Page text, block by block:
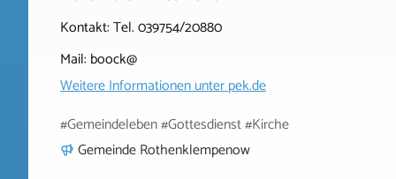
Kontakt: Tel. 039754/20880
Mail: boock@
Weitere Informationen unterpek.de
#Gemeindeleben #Gottesdienst #Kirche
Gemeinde Rothenklempenow